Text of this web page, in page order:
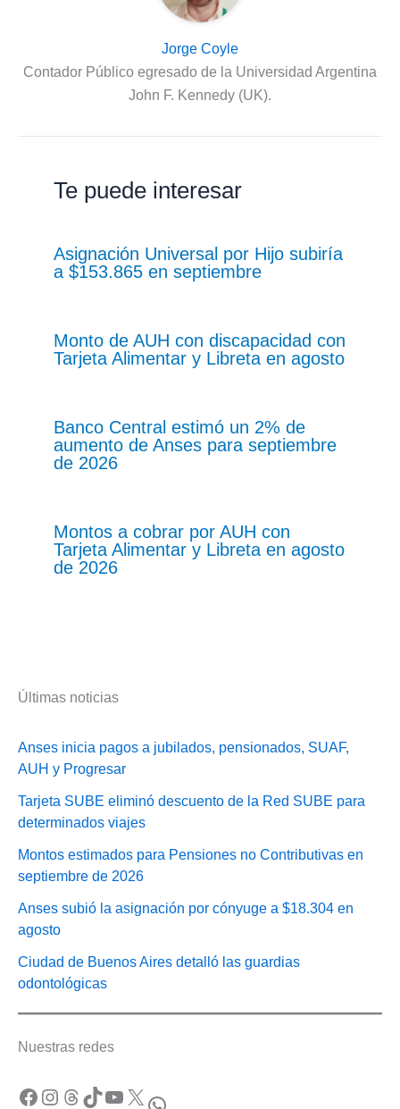
Jorge Coyle
Contador Público egresado de la Universidad Argentina
John F. Kennedy (UK).
Te puede interesar
Asignación Universal por Hijo subiría
a $153.865 en septiembre
Monto de AUH con discapacidad con
Tarjeta Alimentar y Libreta en agosto
Banco Central estimó un 2% de
aumento de Anses para septiembre
de 2026
Montos a cobrar por AUH con
Tarjeta Alimentar y Libreta en agosto
de 2026
Últimas noticias
Anses inicia pagos a jubilados, pensionados, SUAF,
AUH y Progresar
Tarjeta SUBE eliminó descuento de la Red SUBE para
determinados viajes
Montos estimados para Pensiones no Contributivas en
septiembre de 2026
Anses subió la asignación por cónyuge a $18.304 en
agosto
Ciudad de Buenos Aires detalló las guardias
odontológicas
Nuestras redes
Facebook Instagram Threads TikTok YouTube X WhatsApp